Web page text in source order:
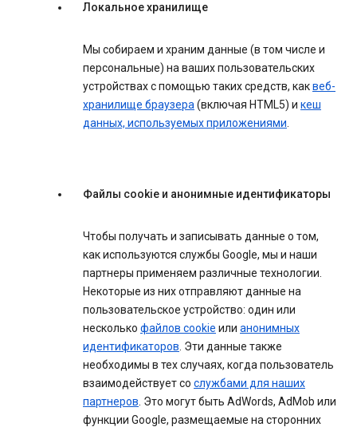
Локальное хранилище
Мы собираем и храним данные (в том числе и
персональные) на ваших пользовательских
устройствах с помощью таких средств, каквеб-
хранилище браузера(включая HTML5) и кеш
данных, используемых приложениями.
Файлы cookie и анонимные идентификаторы
Чтобы получать и записывать данные о том,
как используются службы Google, мы и наши
партнеры применяем различные технологии.
Некоторые из них отправляют данные на
пользовательское устройство: один или
несколько файлов cookie или анонимных
идентификаторов. Эти данные также
необходимы в тех случаях, когда пользователь
взаимодействует со службами для наших
партнеров. Это могут быть AdWords, AdMob или
функции Google, размещаемые на сторонних